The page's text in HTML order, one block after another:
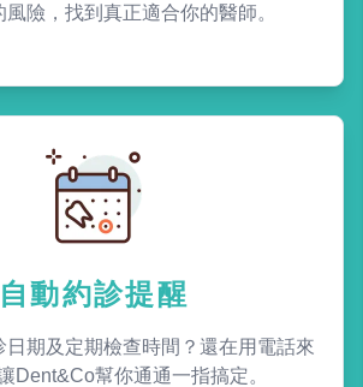
風險，找到真正適合你的醫師。
自動約診提醒
日期及定期檢查時間？還在用電話來
Dent&Co幫你通通一指搞定。